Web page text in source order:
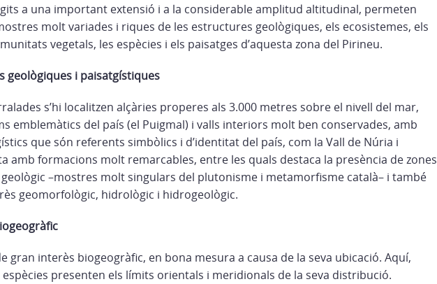
a una important extensió i a la considerable amplitud altitudinal, permeten
molt variades i riques de les estructures geològiques, els ecosistemes, els
vegetals, les espècies i els paisatges d’aquesta zona del Pirineu.
geològiques i paisatgístiques
s’hi localitzen alçàries properes als 3.000 metres sobre el nivell del mar,
emblemàtics del país (el Puigmal) i valls interiors molt ben conservades, amb
que són referents simbòlics i d’identitat del país, com la Vall de Núria i
amb formacions molt remarcables, entre les quals destaca la presència de zones
–mostres molt singulars del plutonisme i metamorfisme català– i també
geomorfològic, hidrològic i hidrogeològic.
gran interès biogeogràfic, en bona mesura a causa de la seva ubicació. Aquí,
presenten els límits orientals i meridionals de la seva distribució.